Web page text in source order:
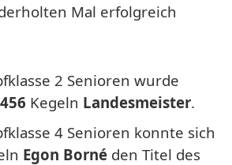
Mal erfolgreich
2 Senioren wurde
456 Kegeln Landesmeister.
4 Senioren konnte sich
Egon Borné den Titel des